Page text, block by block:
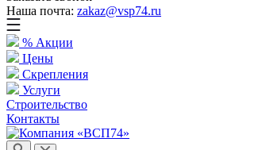
Наша почта: zakaz@vsp74.ru
% Акции
Цены
Скрепления
Услуги
Строительство
Контакты